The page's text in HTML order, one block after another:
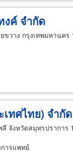
ค์ จำกัด
ขวาง กรุงเทพมหานคร
เทศไทย) จำกั
จังหวัดสมุทรปราการ
ารแพทย์